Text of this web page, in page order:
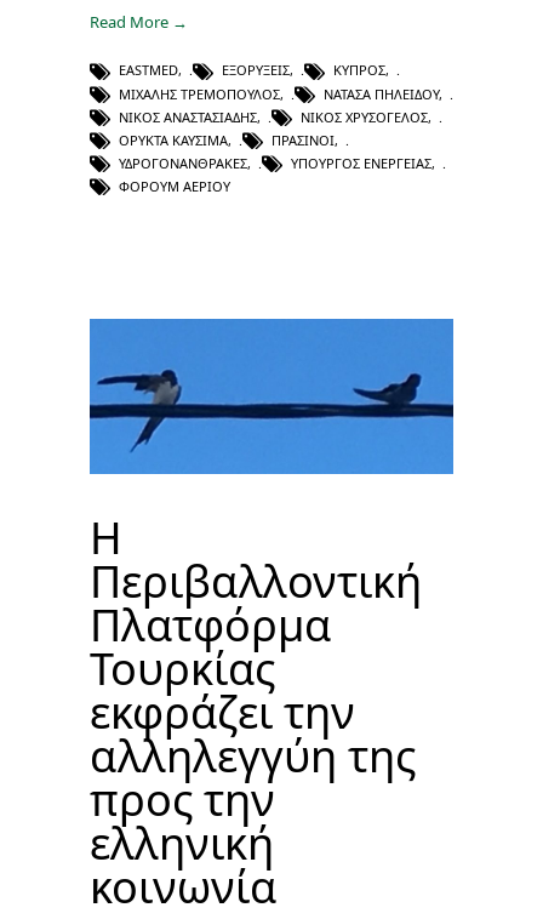
Read More →
EASTMED, ΕΞΟΡΎΞΕΙΣ, ΚΎΠΡΟΣ,
ΜΙΧΆΛΗΣ ΤΡΕΜΌΠΟΥΛΟΣ, ΝΑΤΆΣΑ ΠΗΛΕΊΔΟΥ,
ΝΊΚΟΣ ΑΝΑΣΤΑΣΙΆΔΗΣ, ΝΊΚΟΣ ΧΡΥΣΌΓΕΛΟΣ,
ΟΡΥΚΤΆ ΚΑΎΣΙΜΑ, ΠΡΆΣΙΝΟΙ,
ΥΔΡΟΓΟΝΆΝΘΡΑΚΕΣ, ΥΠΟΥΡΓΌΣ ΕΝΈΡΓΕΙΑΣ,
ΦΌΡΟΥΜ ΑΕΡΊΟΥ
Η
Περιβαλλοντική
Πλατφόρμα
Τουρκίας
εκφράζει την
αλληλεγγύη της
προς την
ελληνική
κοινωνία